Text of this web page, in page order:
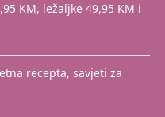
KM, ležaljke 49,95 KM i
recepta, savjeti za